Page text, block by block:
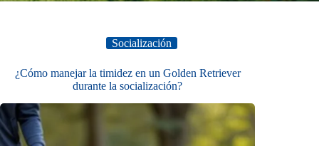
Socialización
¿Cómo manejar la timidez en un Golden Retriever
durante la socialización?